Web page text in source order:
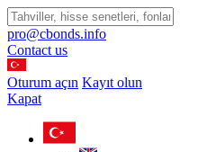
pro@cbonds.info
Contact us
Oturum açın Kayıt olun
Kapat